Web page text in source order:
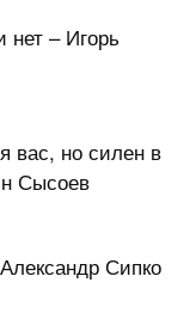
нет – Игорь
вас, но силен в
Сысоев
Сипко